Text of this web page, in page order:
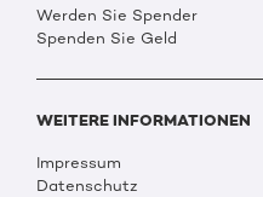
Werden Sie Spender
Spenden Sie Geld
WEITERE INFORMATIONEN
Impressum
Datenschutz